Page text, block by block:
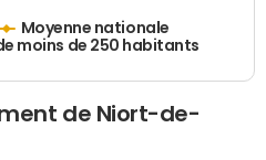
Moyenne nationale
moins de 250 habitants
de Niort-de-